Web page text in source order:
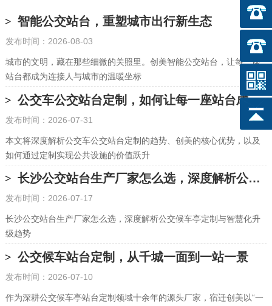
智能公交站台，重塑城市出行新生态
发布时间：2026-08-03
城市的文明，藏在那些细微的关照里。创美智能公交站台，让每一座
站台都成为连接人与城市的温暖坐标
公交车公交站台定制，如何让每一座站台成为城市名片
发布时间：2026-07-31
本文将深度解析公交车公交站台定制的趋势、创美的核心优势，以及
如何通过定制实现公共设施的价值跃升
长沙公交站台生产厂家怎么选，深度解析公交候车亭定制与智慧化升级趋势
发布时间：2026-07-17
长沙公交站台生产厂家怎么选，深度解析公交候车亭定制与智慧化升
级趋势
公交候车站台定制，从千城一面到一站一景
发布时间：2026-07-10
作为深耕公交候车亭站台定制领域十余年的源头厂家，宿迁创美以“一